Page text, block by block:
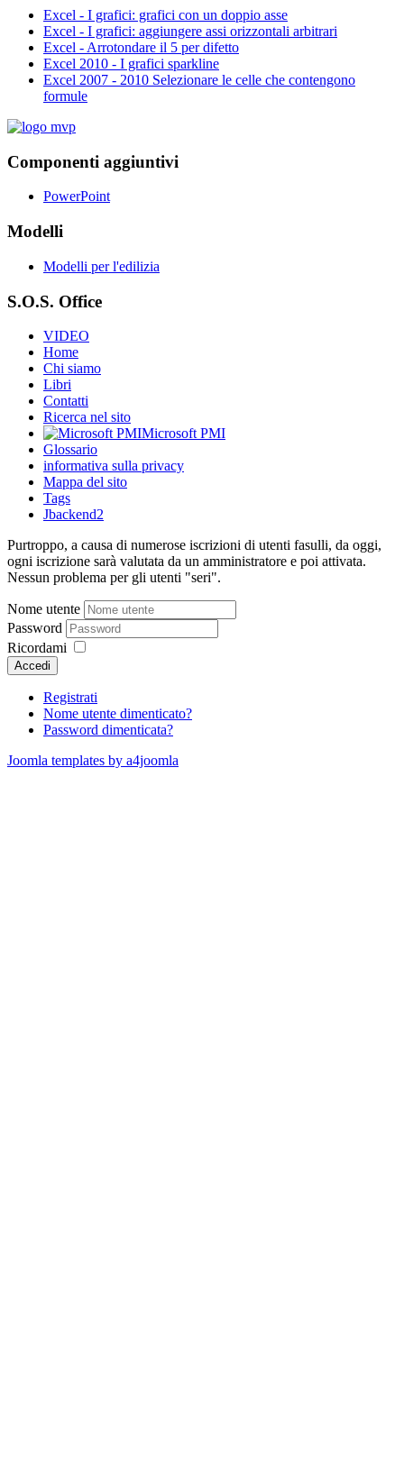
Excel - I grafici: grafici con un doppio asse
Excel - I grafici: aggiungere assi orizzontali arbitrari
Excel - Arrotondare il 5 per difetto
Excel 2010 - I grafici sparkline
Excel 2007 - 2010 Selezionare le celle che contengono
formule
Componenti aggiuntivi
PowerPoint
Modelli
Modelli per l'edilizia
S.O.S. Office
VIDEO
Home
Chi siamo
Libri
Contatti
Ricerca nel sito
Microsoft PMI
Glossario
informativa sulla privacy
Mappa del sito
Tags
Jbackend2
Purtroppo, a causa di numerose iscrizioni di utenti fasulli, da oggi,
ogni iscrizione sarà valutata da un amministratore e poi attivata.
Nessun problema per gli utenti "seri".
Nome utente
Password
Ricordami
Accedi
Registrati
Nome utente dimenticato?
Password dimenticata?
Joomla templates by a4joomla